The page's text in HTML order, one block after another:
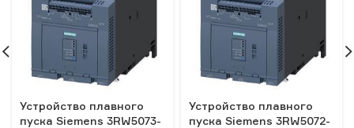
Устройство плавного
пуска Siemens 3RW5073-
Устройство плавного
пуска Siemens 3RW5072-